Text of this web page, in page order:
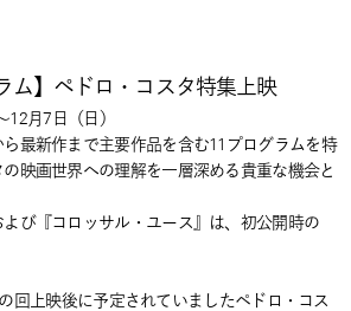
ム】ペドロ・コスタ特集上映
月7日（日）
最新作まで主要作品を含む11プログラムを特
映画世界への理解を一層深める貴重な機会と
び『コロッサル・ユース』は、初公開時の
回上映後に予定されていましたペドロ・コス